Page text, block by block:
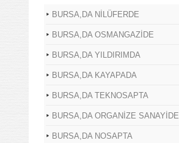
BURSA,DA NİLÜFERDE
BURSA,DA OSMANGAZİDE
BURSA,DA YILDIRIMDA
BURSA,DA KAYAPADA
BURSA,DA TEKNOSAPTA
BURSA,DA ORGANİZE SANAYİDE
BURSA,DA NOSAPTA